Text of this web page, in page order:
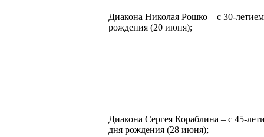
Диакона Николая Рошко – с 30-
рождения (20 июня);
Диакона Сергея Кораблина – с 45-
дня рождения (28 июня);